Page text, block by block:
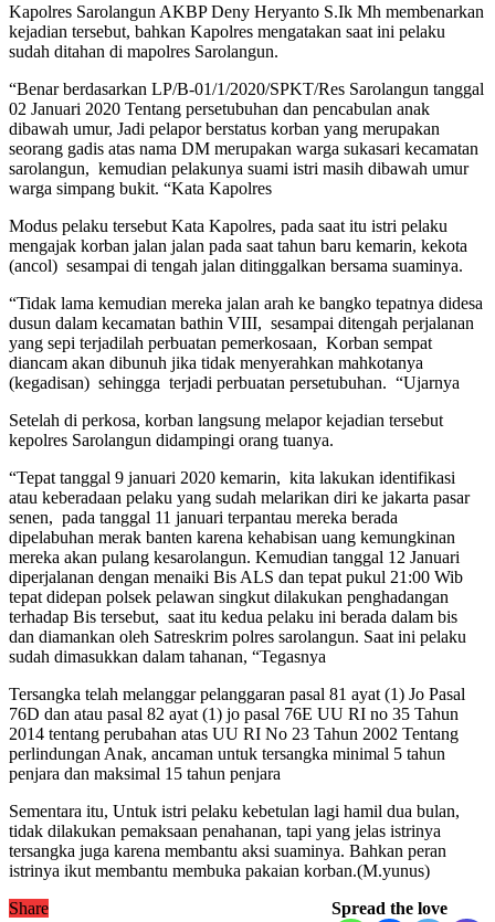
Kapolres Sarolangun AKBP Deny Heryanto S.Ik Mh membenarkan
kejadian tersebut, bahkan Kapolres mengatakan saat ini pelaku
sudah ditahan di mapolres Sarolangun.
“Benar berdasarkan LP/B-01/1/2020/SPKT/Res Sarolangun tanggal
02 Januari 2020 Tentang persetubuhan dan pencabulan anak
dibawah umur, Jadi pelapor berstatus korban yang merupakan
seorang gadis atas nama DM merupakan warga sukasari kecamatan
sarolangun, kemudian pelakunya suami istri masih dibawah umur
warga simpang bukit. “Kata Kapolres
Modus pelaku tersebut Kata Kapolres, pada saat itu istri pelaku
mengajak korban jalan jalan pada saat tahun baru kemarin, kekota
(ancol) sesampai di tengah jalan ditinggalkan bersama suaminya.
“Tidak lama kemudian mereka jalan arah ke bangko tepatnya didesa
dusun dalam kecamatan bathin VIII, sesampai ditengah perjalanan
yang sepi terjadilah perbuatan pemerkosaan, Korban sempat
diancam akan dibunuh jika tidak menyerahkan mahkotanya
(kegadisan) sehingga terjadi perbuatan persetubuhan. “Ujarnya
Setelah di perkosa, korban langsung melapor kejadian tersebut
kepolres Sarolangun didampingi orang tuanya.
“Tepat tanggal 9 januari 2020 kemarin, kita lakukan identifikasi
atau keberadaan pelaku yang sudah melarikan diri ke jakarta pasar
senen, pada tanggal 11 januari terpantau mereka berada
dipelabuhan merak banten karena kehabisan uang kemungkinan
mereka akan pulang kesarolangun. Kemudian tanggal 12 Januari
diperjalanan dengan menaiki Bis ALS dan tepat pukul 21:00 Wib
tepat didepan polsek pelawan singkut dilakukan penghadangan
terhadap Bis tersebut, saat itu kedua pelaku ini berada dalam bis
dan diamankan oleh Satreskrim polres sarolangun. Saat ini pelaku
sudah dimasukkan dalam tahanan, “Tegasnya
Tersangka telah melanggar pelanggaran pasal 81 ayat (1) Jo Pasal
76D dan atau pasal 82 ayat (1) jo pasal 76E UU RI no 35 Tahun
2014 tentang perubahan atas UU RI No 23 Tahun 2002 Tentang
perlindungan Anak, ancaman untuk tersangka minimal 5 tahun
penjara dan maksimal 15 tahun penjara
Sementara itu, Untuk istri pelaku kebetulan lagi hamil dua bulan,
tidak dilakukan pemaksaan penahanan, tapi yang jelas istrinya
tersangka juga karena membantu aksi suaminya. Bahkan peran
istrinya ikut membantu membuka pakaian korban.(M.yunus)
Spread the love
Share